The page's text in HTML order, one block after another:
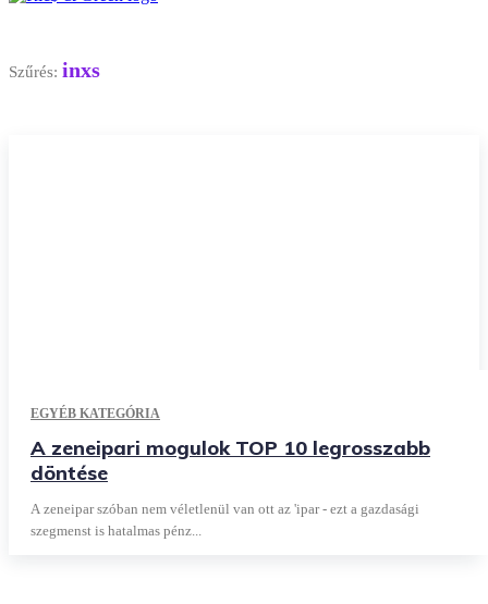
Szűrés: inxs
EGYÉB KATEGÓRIA
A zeneipari mogulok TOP 10 legrosszabb
döntése
A zeneipar szóban nem véletlenül van ott az 'ipar - ezt a gazdasági
szegmenst is hatalmas pénz...